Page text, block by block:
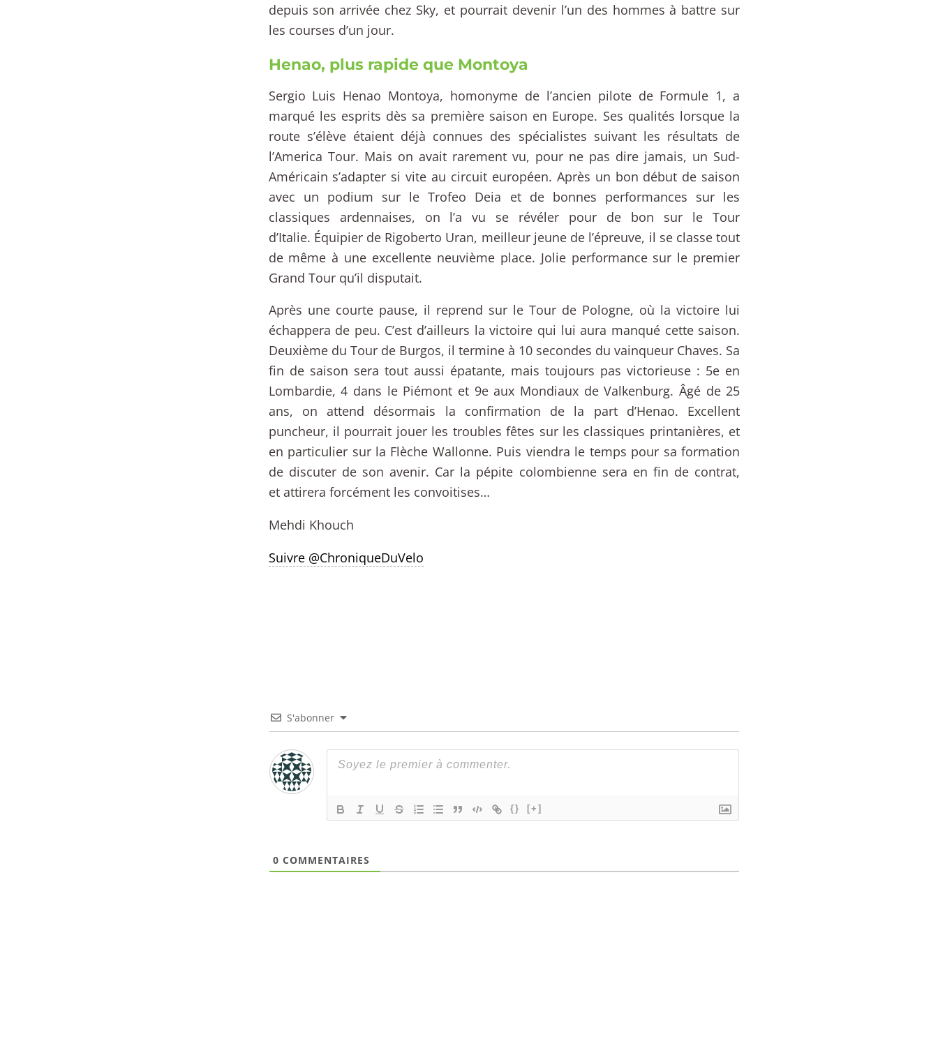
depuis son arrivée chez Sky, et pourrait devenir l’un des hommes à battre sur
les courses d’un jour.
Henao, plus rapide que Montoya
Sergio Luis Henao Montoya, homonyme de l’ancien pilote de Formule 1, a
marqué les esprits dès sa première saison en Europe. Ses qualités lorsque la
route s’élève étaient déjà connues des spécialistes suivant les résultats de
l’America Tour. Mais on avait rarement vu, pour ne pas dire jamais, un Sud-
Américain s’adapter si vite au circuit européen. Après un bon début de saison
avec un podium sur le Trofeo Deia et de bonnes performances sur les
classiques ardennaises, on l’a vu se révéler pour de bon sur le Tour
d’Italie. Équipier de Rigoberto Uran, meilleur jeune de l’épreuve, il se classe tout
de même à une excellente neuvième place. Jolie performance sur le premier
Grand Tour qu’il disputait.
Après une courte pause, il reprend sur le Tour de Pologne, où la victoire lui
échappera de peu. C’est d’ailleurs la victoire qui lui aura manqué cette saison.
Deuxième du Tour de Burgos, il termine à 10 secondes du vainqueur Chaves. Sa
fin de saison sera tout aussi épatante, mais toujours pas victorieuse : 5e en
Lombardie, 4 dans le Piémont et 9e aux Mondiaux de Valkenburg. Âgé de 25
ans, on attend désormais la confirmation de la part d’Henao. Excellent
puncheur, il pourrait jouer les troubles fêtes sur les classiques printanières, et
en particulier sur la Flèche Wallonne. Puis viendra le temps pour sa formation
de discuter de son avenir. Car la pépite colombienne sera en fin de contrat,
et attirera forcément les convoitises…
Mehdi Khouch
Suivre @ChroniqueDuVelo
S'abonner
{} [+]
0 COMMENTAIRES